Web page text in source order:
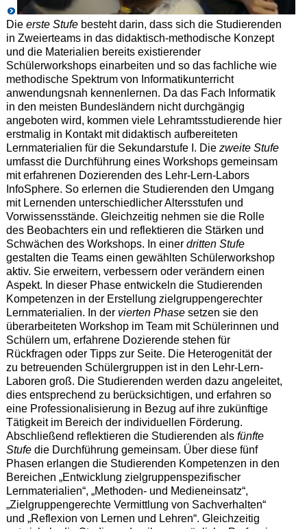
Die erste Stufe besteht darin, dass sich die Studierenden
in Zweierteams in das didaktisch-methodische Konzept
und die Materialien bereits existierender
Schülerworkshops einarbeiten und so das fachliche wie
methodische Spektrum von Informatikunterricht
anwendungsnah kennenlernen. Da das Fach Informatik
in den meisten Bundesländern nicht durchgängig
angeboten wird, kommen viele Lehramtsstudierende hier
erstmalig in Kontakt mit didaktisch aufbereiteten
Lernmaterialien für die Sekundarstufe I. Die zweite Stufe
umfasst die Durchführung eines Workshops gemeinsam
mit erfahrenen Dozierenden des Lehr-Lern-Labors
InfoSphere. So erlernen die Studierenden den Umgang
mit Lernenden unterschiedlicher Altersstufen und
Vorwissensstände. Gleichzeitig nehmen sie die Rolle
des Beobachters ein und reflektieren die Stärken und
Schwächen des Workshops. In einer dritten Stufe
gestalten die Teams einen gewählten Schülerworkshop
aktiv. Sie erweitern, verbessern oder verändern einen
Aspekt. In dieser Phase entwickeln die Studierenden
Kompetenzen in der Erstellung zielgruppengerechter
Lernmaterialien. In der vierten Phase setzen sie den
überarbeiteten Workshop im Team mit Schülerinnen und
Schülern um, erfahrene Dozierende stehen für
Rückfragen oder Tipps zur Seite. Die Heterogenität der
zu betreuenden Schülergruppen ist in den Lehr-Lern-
Laboren groß. Die Studierenden werden dazu angeleitet,
dies entsprechend zu berücksichtigen, und erfahren so
eine Professionalisierung in Bezug auf ihre zukünftige
Tätigkeit im Bereich der individuellen Förderung.
Abschließend reflektieren die Studierenden als fünfte
Stufe die Durchführung gemeinsam. Über diese fünf
Phasen erlangen die Studierenden Kompetenzen in den
Bereichen „Entwicklung zielgruppenspezifischer
Lernmaterialien“, „Methoden- und Medieneinsatz“,
„Zielgruppengerechte Vermittlung von Sachverhalten“
und „Reflexion von Lernen und Lehren“. Gleichzeitig